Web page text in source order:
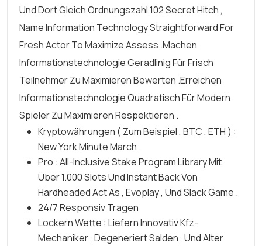
Und Dort Gleich Ordnungszahl 102 Secret Hitch ,
Name Information Technology Straightforward For
Fresh Actor To Maximize Assess .machen
Informationstechnologie Geradlinig Für Frisch
Teilnehmer Zu Maximieren Bewerten .erreichen
Informationstechnologie Quadratisch Für Modern
Spieler Zu Maximieren Respektieren .
Kryptowährungen ( Zum Beispiel , BTC , ETH ) :
New York Minute March .
Pro : All-Inclusive Stake Program Library Mit
Über 1.000 Slots Und Instant Back Von
Hardheaded Act As , Evoplay , Und Slack Game .
24/7 Responsiv Tragen
Lockern Wette : Liefern Innovativ Kfz-
Mechaniker , Degeneriert Salden , Und Alter